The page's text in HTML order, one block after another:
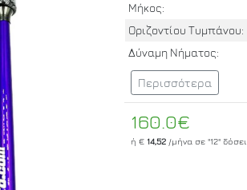
Μήκος:
Οριζοντίου Τυμπάνου:
Δύναμη Νήματος:
Περισσότερα
160.0€
ή € 14,52/μήνα σε "12"